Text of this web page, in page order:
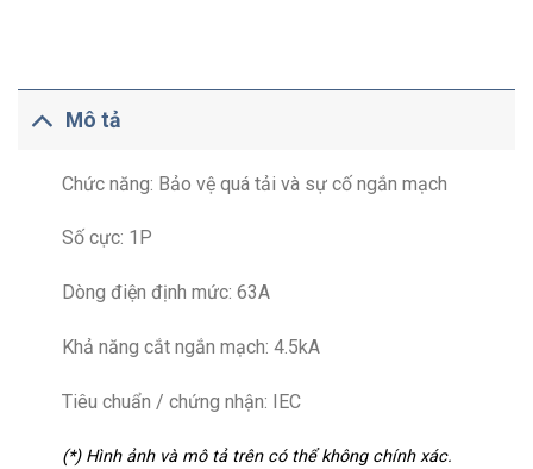
Mô tả
Chức năng: Bảo vệ quá tải và sự cố ngắn mạch
Số cực: 1P
Dòng điện định mức: 63A
Khả năng cắt ngắn mạch: 4.5kA
Tiêu chuẩn / chứng nhận: IEC
(*) Hình ảnh và mô tả trên có thể không chính xác.